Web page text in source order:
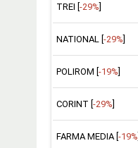
TREI [ -29%
NATIONAL [ -29%
POLIROM [ -19%
CORINT [ -29%
FARMA MEDIA [ -19%